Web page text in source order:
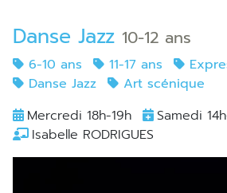
Danse Jazz 10-12 ans
6-10 ans 11-17 ans
Danse Jazz
Art scénique
Mercredi 18h-19h
Samedi
Isabelle RODRIGUES